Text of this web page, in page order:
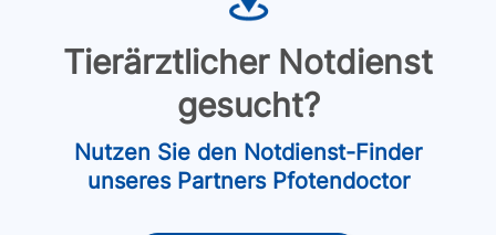
Tierärztlicher Notdienst
gesucht?
Nutzen Sie den Notdienst-Finder
unseres Partners Pfotendoctor